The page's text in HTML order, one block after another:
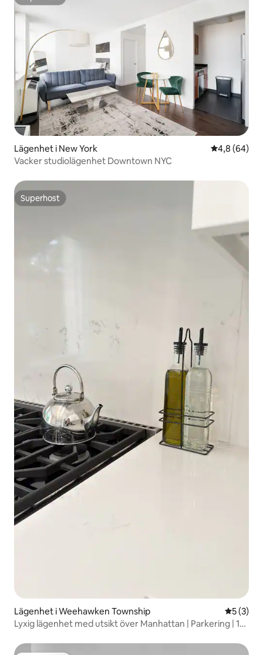
Lägenhet i New York 4,8 av 5 i
4,8 (64)
Vacker studiolägenhet Downtown NYC
Superhost
Superhost
Lägenhet i Weehawken Township 5 av 5 i
5 (3)
Lyxig lägenhet med utsikt över Manhattan | Parkering | 10